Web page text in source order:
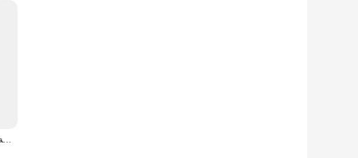
هاتف ذكي OSCAL FLAT 1C، شاشة Android 13 عالية الدقة مقاس 6.56 بوصة، هاتف محمول ببطارية 4700 مللي أمبير في الساعة، 2 جيجابايت و32 جيجابايت ثماني النواة وكاميرا 8 ميجابكسل هاتف محمول 4G